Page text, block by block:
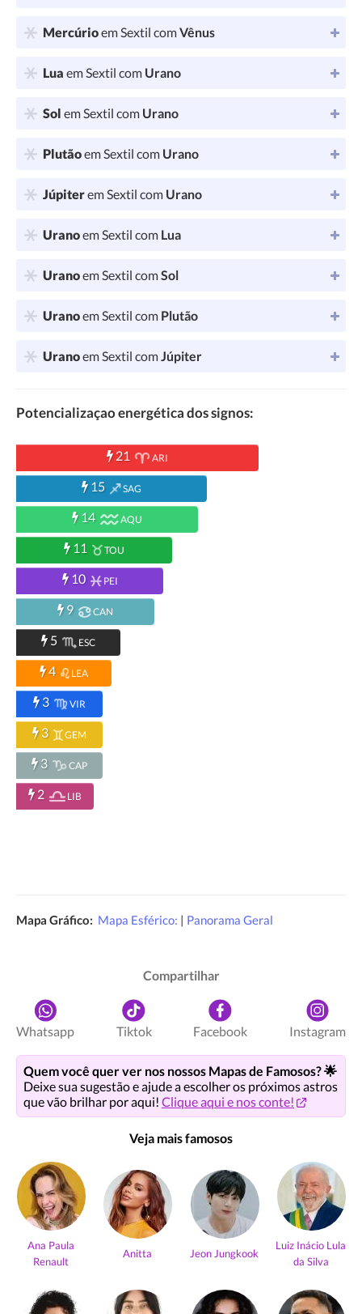
Mercúrioem Sextil comVênus
Lua em Sextil com Urano
Sol em Sextil com Urano
Plutãoem Sextil com Urano
Júpiterem Sextil com Urano
Uranoem Sextil com Lua
Uranoem Sextil comSol
Uranoem Sextil com Plutão
Uranoem Sextil comJúpiter
Potencializaçao energética dos signos:
21 ARI
15 SAG
14 AQU
11 TOU
10 PEI
9 CAN
5 ESC
4 LEA
3 VIR
3 GEM
3 CAP
2 LIB
Mapa Gráfico: Mapa Esférico: | Panorama Geral
Compartilhar
Whatsapp Tiktok Facebook Instagram
Quem você quer ver nos nossos Mapas de Famosos? 🌟
Deixe sua sugestão e ajude a escolher os próximos astros
que vão brilhar por aqui! Clique aqui e nos conte!
Veja mais famosos
Ana Paula
Renault
Anitta Jeon Jungkook
Luiz Inácio Lula
da Silva